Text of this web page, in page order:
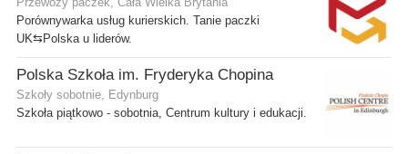
Przewozy paczek, Cała Wielka Brytania
Porównywarka usług kurierskich. Tanie paczki
UK⇆Polska u liderów.
Polska Szkoła im. Fryderyka Chopina
Szkoły sobotnie, Edynburg
Szkoła piątkowo - sobotnia, Centrum kultury i edukacji.